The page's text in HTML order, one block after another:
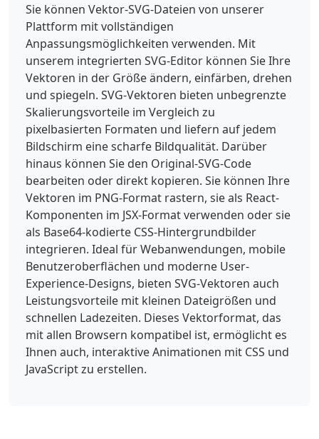
Sie können Vektor-SVG-Dateien von unserer
Plattform mit vollständigen
Anpassungsmöglichkeiten verwenden. Mit
unserem integrierten SVG-Editor können Sie Ihre
Vektoren in der Größe ändern, einfärben, drehen
und spiegeln. SVG-Vektoren bieten unbegrenzte
Skalierungsvorteile im Vergleich zu
pixelbasierten Formaten und liefern auf jedem
Bildschirm eine scharfe Bildqualität. Darüber
hinaus können Sie den Original-SVG-Code
bearbeiten oder direkt kopieren. Sie können Ihre
Vektoren im PNG-Format rastern, sie als React-
Komponenten im JSX-Format verwenden oder sie
als Base64-kodierte CSS-Hintergrundbilder
integrieren. Ideal für Webanwendungen, mobile
Benutzeroberflächen und moderne User-
Experience-Designs, bieten SVG-Vektoren auch
Leistungsvorteile mit kleinen Dateigrößen und
schnellen Ladezeiten. Dieses Vektorformat, das
mit allen Browsern kompatibel ist, ermöglicht es
Ihnen auch, interaktive Animationen mit CSS und
JavaScript zu erstellen.